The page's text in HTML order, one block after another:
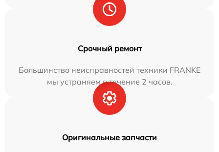
Срочный ремонт
Большинство неисправностей техники FRANKE
мы устраняем в течение 2 часов.
Оригинальные запчасти